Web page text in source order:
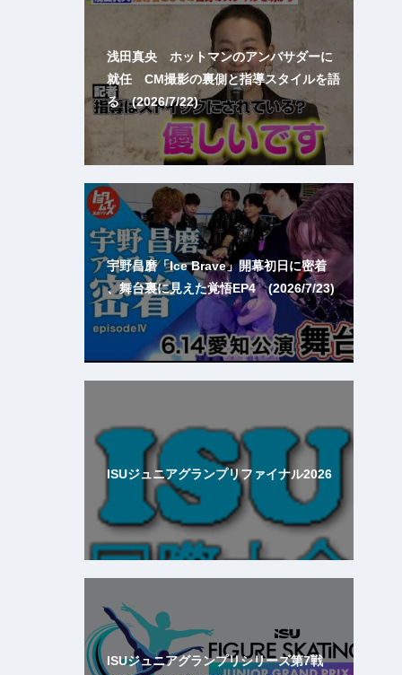
浅田真央 ホットマンのアンバサダーに
就任 CM撮影の裏側と指導スタイルを語
る (2026/7/22)
宇野昌磨「Ice Brave」開幕初日に密着
、舞台裏に見えた覚悟EP4 (2026/7/23)
ISUジュニアグランプリファイナル2026
ISUジュニアグランプリシリーズ第7戦